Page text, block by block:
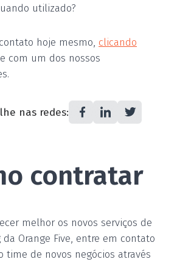
utilizado?
hoje mesmo, clicando
com um dos nossos
nas redes:
contratar
melhor os novos serviços de
Orange Five, entre em contato
time de novos negócios através